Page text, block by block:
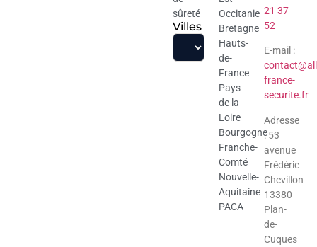
sûreté
Villes
Occitanie
Bretagne
Hauts-
de-
France
Pays
de la
Loire
Bourgogne
Franche-
Comté
Nouvelle-
Aquitaine
PACA
21 37
52
E-mail :
france-
securite.fr
Adresse
: 53
avenue
Frédéric
Chevillon
13380
Plan-
de-
Cuques